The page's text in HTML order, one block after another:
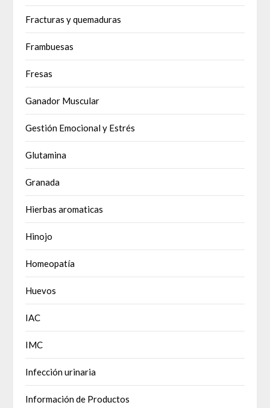
Fracturas y quemaduras
Frambuesas
Fresas
Ganador Muscular
Gestión Emocional y Estrés
Glutamina
Granada
Hierbas aromaticas
Hinojo
Homeopatía
Huevos
IAC
IMC
Infección urinaria
Información de Productos